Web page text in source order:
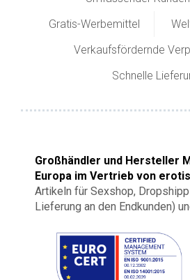
Gratis-Werbemittel
Verkaufsfördernde
Schnelle
Großhändler und Hersteller
Europa im Vertrieb von
Artikeln für Sexshop,
Lieferung an den Endkunden)